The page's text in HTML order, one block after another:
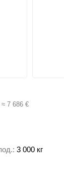
≈ 7 686 €
3 000 кг